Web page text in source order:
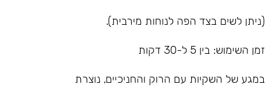
(ניתן לשים בצד הפה לנוחות מירבית).
זמן השימוש: בין 5 ל-30 דקות
במגע של השקיות עם הרוק והחניכיים, נוצרת